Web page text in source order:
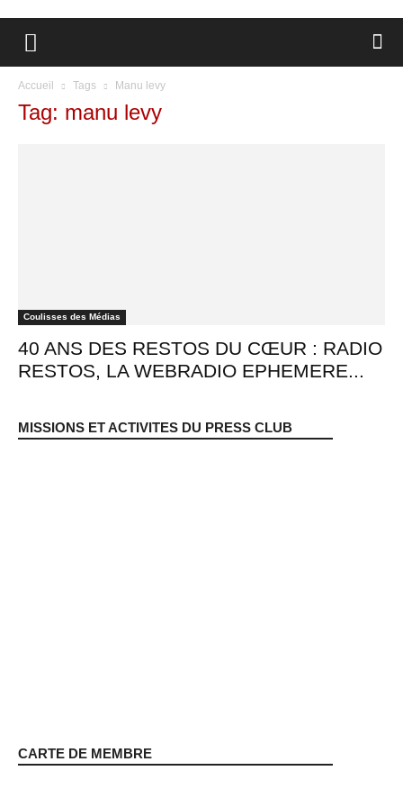
Accueil Tags Manu levy
Tag: manu levy
Coulisses des Médias
40 ANS DES RESTOS DU CŒUR : RADIO
RESTOS, LA WEBRADIO EPHEMERE...
MISSIONS ET ACTIVITES DU PRESS CLUB
CARTE DE MEMBRE